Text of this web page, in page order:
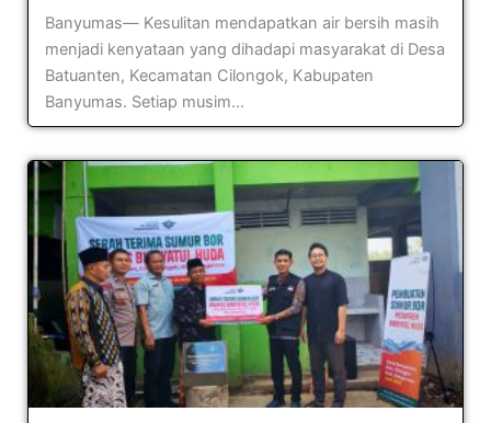
Banyumas— Kesulitan mendapatkan air bersih masih
menjadi kenyataan yang dihadapi masyarakat di Desa
Batuanten, Kecamatan Cilongok, Kabupaten
Banyumas. Setiap musim...